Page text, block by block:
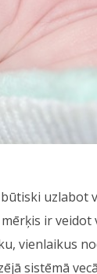
uzlabot
ir
vienlaikus
sistēmā